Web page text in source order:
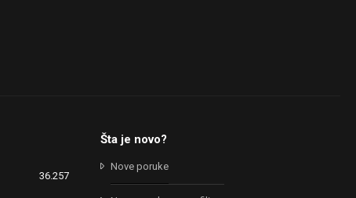
36.257
Šta je novo?
Nove poruke